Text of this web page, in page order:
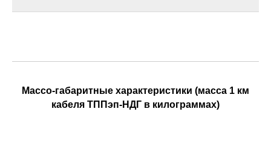
Массо-габаритные характеристики (масса 1 км
кабеля ТППэп-НДГ в килограммах)